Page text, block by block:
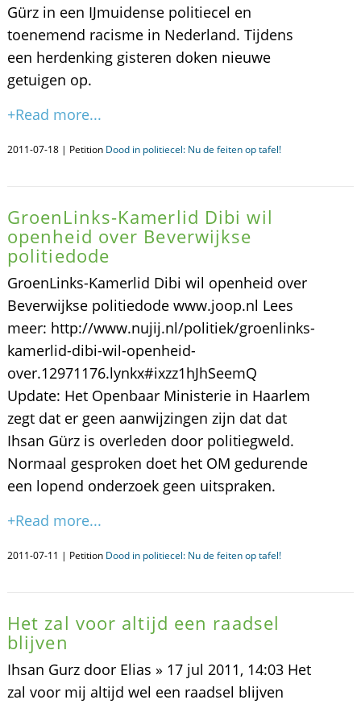
Gürz in een IJmuidense politiecel en
toenemend racisme in Nederland. Tijdens
een herdenking gisteren doken nieuwe
getuigen op.
+Read more...
2011-07-18 | Petition Dood in politiecel: Nu de feiten op tafel!
GroenLinks-Kamerlid Dibi wil
openheid over Beverwijkse
politiedode
GroenLinks-Kamerlid Dibi wil openheid over
Beverwijkse politiedode www.joop.nl Lees
meer: http://www.nujij.nl/politiek/groenlinks-
kamerlid-dibi-wil-openheid-
over.12971176.lynkx#ixzz1hJhSeemQ
Update: Het Openbaar Ministerie in Haarlem
zegt dat er geen aanwijzingen zijn dat dat
Ihsan Gürz is overleden door politiegweld.
Normaal gesproken doet het OM gedurende
een lopend onderzoek geen uitspraken.
+Read more...
2011-07-11 | Petition Dood in politiecel: Nu de feiten op tafel!
Het zal voor altijd een raadsel
blijven
Ihsan Gurz door Elias » 17 jul 2011, 14:03 Het
zal voor mij altijd wel een raadsel blijven